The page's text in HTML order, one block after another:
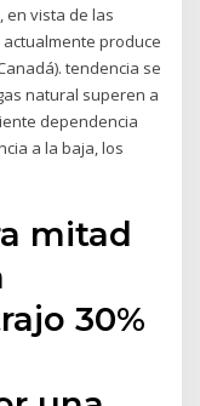
en vista de las
produce
tendencia se
natural superen a
dependencia
a la baja, los
mitad
30%